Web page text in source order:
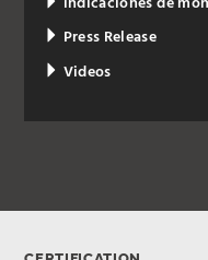
Press Release
Videos